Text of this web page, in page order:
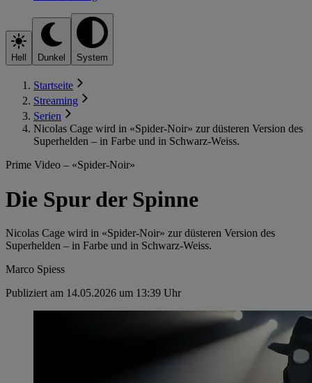
Hell Dunkel System
Startseite
Streaming
Serien
Nicolas Cage wird in «Spider-Noir» zur düsteren Version des
Superhelden – in Farbe und in Schwarz-Weiss.
Prime Video – «Spider-Noir»
Die Spur der Spinne
Nicolas Cage wird in «Spider-Noir» zur düsteren Version des
Superhelden – in Farbe und in Schwarz-Weiss.
Marco Spiess
Publiziert am 14.05.2026 um 13:39 Uhr